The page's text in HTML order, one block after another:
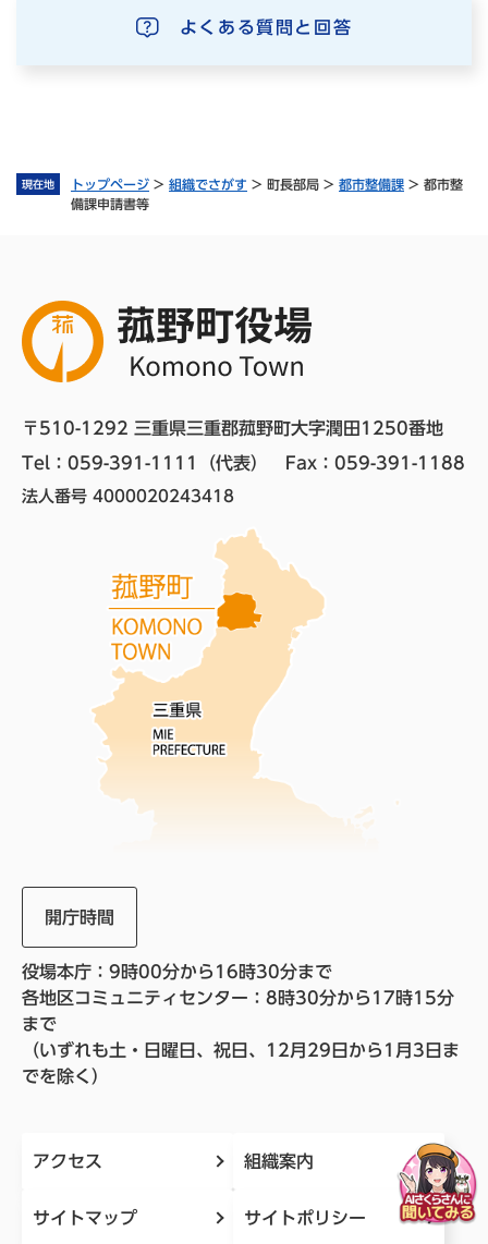
現在地 トップページ > 組織でさがす > 町長部局 > 都市整備課 > 都市整
備課申請書等
よくある質問と回答
〒510-1292 三重県三重郡菰野町大字潤田1250番地
Tel：059-391-1111（代表）
Fax：059-391-1188
法人番号 4000020243418
開庁時間
役場本庁：9時00分から16時30分まで
各地区コミュニティセンター：8時30分から17時15分
まで
（いずれも土・日曜日、祝日、12月29日から1月3日ま
でを除く）
アクセス 組織案内
サイトマップ サイトポリシー